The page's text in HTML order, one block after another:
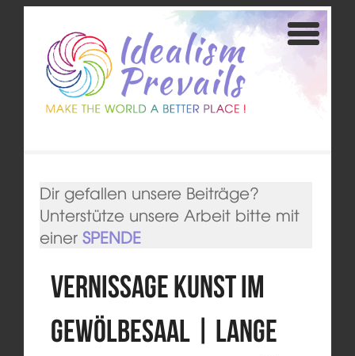
Dir gefallen unsere Beiträge?
Unterstütze unsere Arbeit bitte mit
einer SPENDE
Vernissage Kunst im
Gewölbesaal | Lange